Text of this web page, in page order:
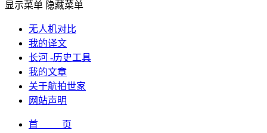
显示菜单 隐藏菜单
无人机对比
我的译文
长河 -历史工具
我的文章
关于航拍世家
网站声明
首 页